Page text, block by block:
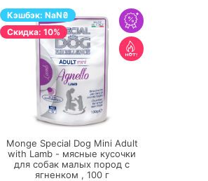
Кэшбэк: NaN₴
Cкидка: 10%
ПЕРЕЙТИ
Monge Special Dog Mini Adult
with Lamb - мясные кусочки
для собак малых пород с
ягненком , 100г